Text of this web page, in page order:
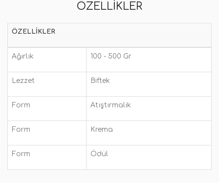
ÖZELLIKLER
ÖZELLIKLER
Ağırlık 100 - 500 Gr
Lezzet Biftek
Form Atıştırmalık
Form Krema
Form Ödül